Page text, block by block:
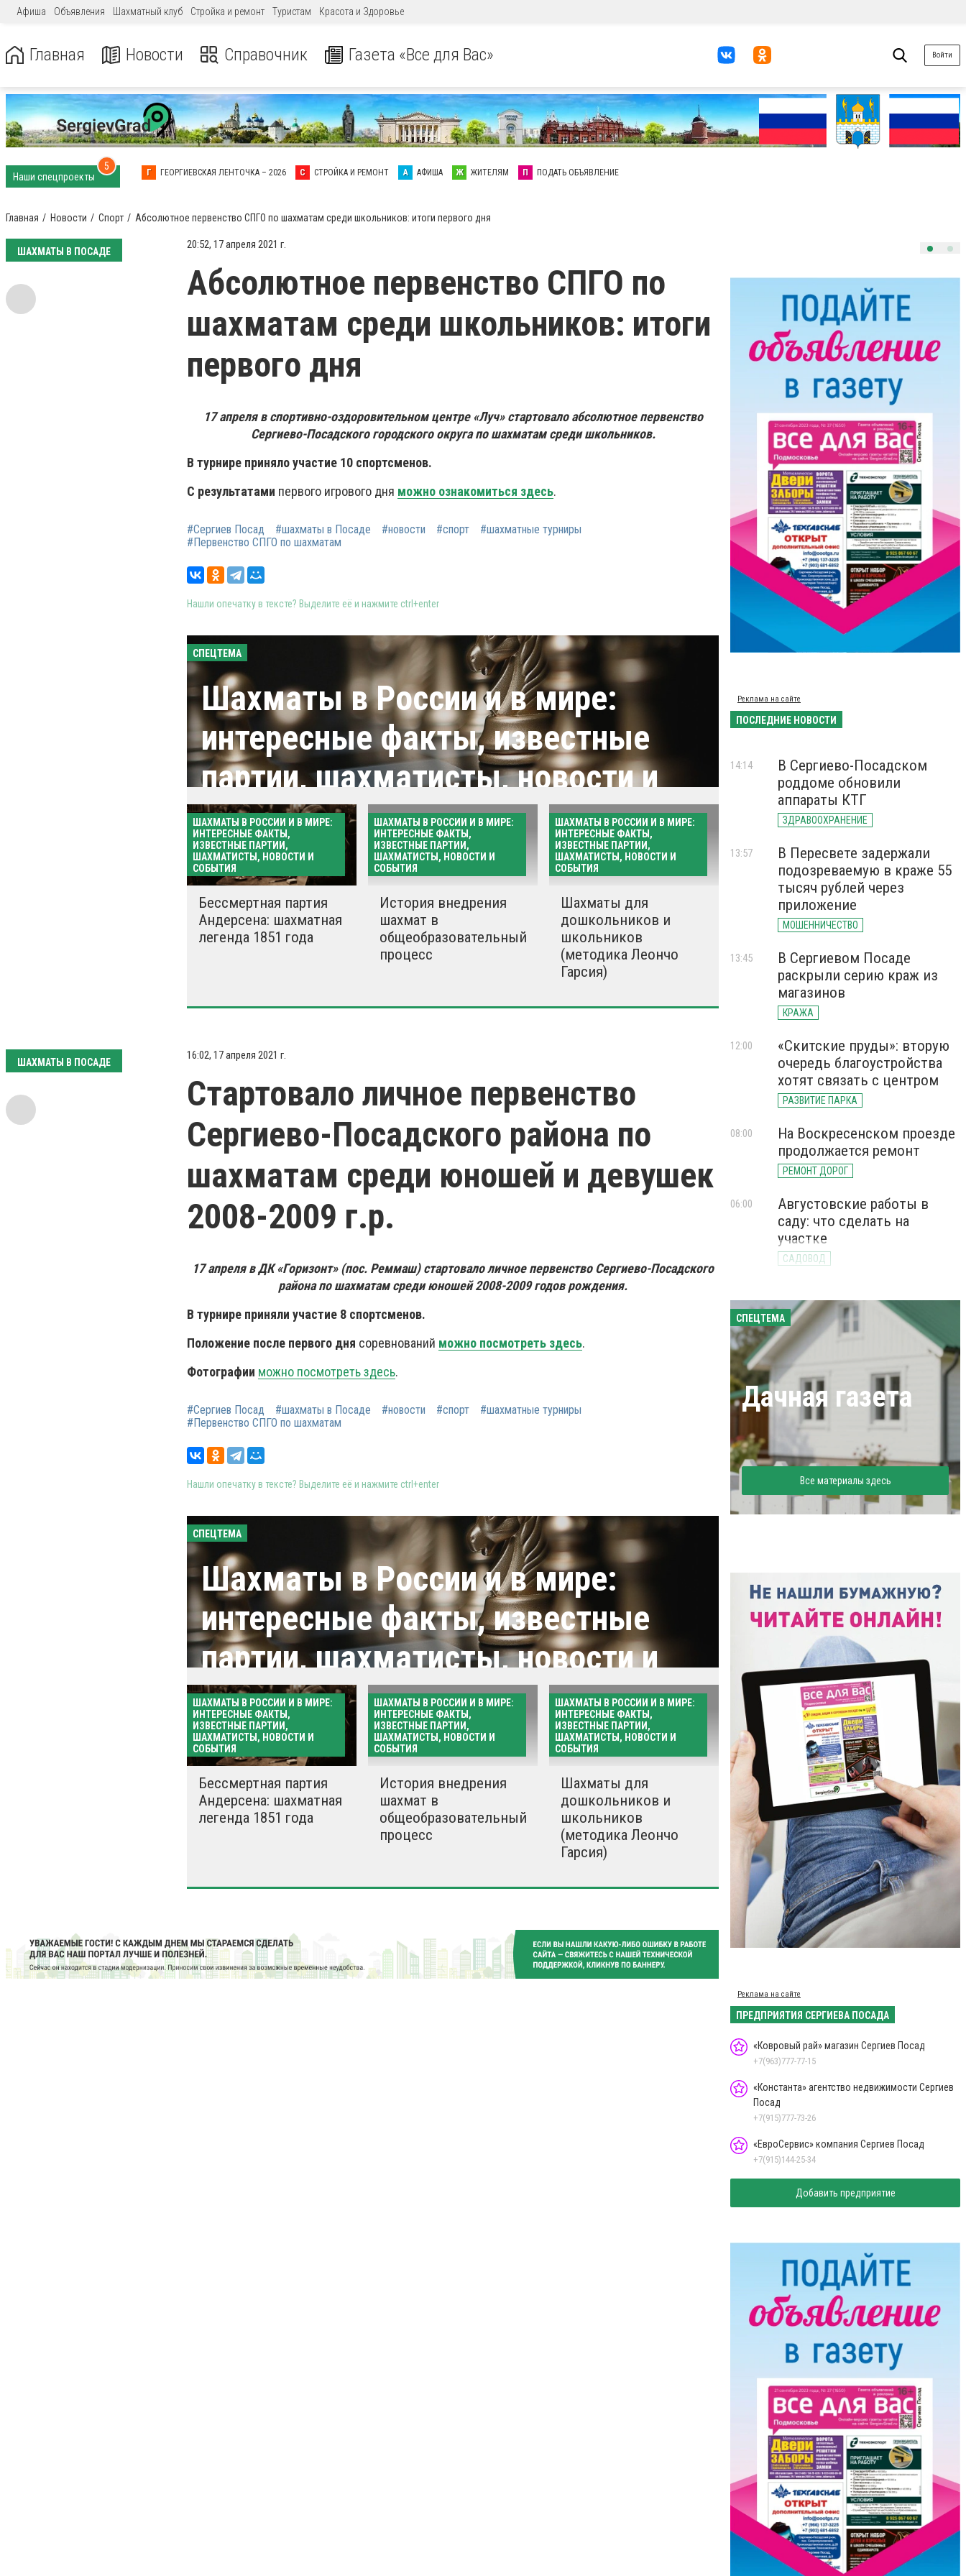
Афиша Объявления Шахматный клуб Стройка и ремонт Туристам Красота и Здоровье
Главная Новости Справочник Газета «Все для Вас» Войти
Наши спецпроекты
5
Г ГЕОРГИЕВСКАЯ ЛЕНТОЧКА – 2026 С СТРОЙКА И РЕМОНТ А АФИША Ж ЖИТЕЛЯМ П ПОДАТЬ ОБЪЯВЛЕНИЕ
Главная Новости Спорт Абсолютное первенство СПГО по шахматам среди школьников: итоги первого дня
ШАХМАТЫ В ПОСАДЕ
20:52, 17 апреля 2021 г.
Абсолютное первенство СПГО по
шахматам среди школьников: итоги
первого дня
17 апреля в спортивно-оздоровительном центре «Луч» стартовало абсолютное первенство
Сергиево-Посадского городского округа по шахматам среди школьников.
В турнире приняло участие 10 спортсменов.
С результатами первого игрового дня можно ознакомиться здесь.
#Сергиев Посад #шахматы в Посаде #новости #спорт
#шахматные турниры
#Первенство СПГО по шахматам
Нашли опечатку в тексте? Выделите её и нажмите ctrl+enter
СПЕЦТЕМА
Шахматы в России и в мире:
интересные факты, известные
партии, шахматисты, новости и
события
Все материалы здесь
ШАХМАТЫ В РОССИИ И В МИРЕ:
ИНТЕРЕСНЫЕ ФАКТЫ,
ИЗВЕСТНЫЕ ПАРТИИ,
ШАХМАТИСТЫ, НОВОСТИ И
СОБЫТИЯ
Бессмертная партия
Андерсена: шахматная
легенда 1851 года
ШАХМАТЫ В РОССИИ И В МИРЕ:
ИНТЕРЕСНЫЕ ФАКТЫ,
ИЗВЕСТНЫЕ ПАРТИИ,
ШАХМАТИСТЫ, НОВОСТИ И
СОБЫТИЯ
История внедрения
шахмат в
общеобразовательный
процесс
ШАХМАТЫ В РОССИИ И В МИРЕ:
ИНТЕРЕСНЫЕ ФАКТЫ,
ИЗВЕСТНЫЕ ПАРТИИ,
ШАХМАТИСТЫ, НОВОСТИ И
СОБЫТИЯ
Шахматы для
дошкольников и
школьников
(методика Леончо
Гарсия)
ШАХМАТЫ В ПОСАДЕ
16:02, 17 апреля 2021 г.
Стартовало личное первенство
Сергиево-Посадского района по
шахматам среди юношей и девушек
2008-2009 г.р.
17 апреля в ДК «Горизонт» (пос. Реммаш) стартовало личное первенство Сергиево-Посадского
района по шахматам среди юношей 2008-2009 годов рождения.
В турнире приняли участие 8 спортсменов.
Положение после первого дня соревнований можно посмотреть здесь.
Фотографии можно посмотреть здесь.
#Сергиев Посад #шахматы в Посаде #новости #спорт
#шахматные турниры
#Первенство СПГО по шахматам
Нашли опечатку в тексте? Выделите её и нажмите ctrl+enter
СПЕЦТЕМА
Шахматы в России и в мире:
интересные факты, известные
партии, шахматисты, новости и
события
Все материалы здесь
ШАХМАТЫ В РОССИИ И В МИРЕ:
ИНТЕРЕСНЫЕ ФАКТЫ,
ИЗВЕСТНЫЕ ПАРТИИ,
ШАХМАТИСТЫ, НОВОСТИ И
СОБЫТИЯ
Бессмертная партия
Андерсена: шахматная
легенда 1851 года
ШАХМАТЫ В РОССИИ И В МИРЕ:
ИНТЕРЕСНЫЕ ФАКТЫ,
ИЗВЕСТНЫЕ ПАРТИИ,
ШАХМАТИСТЫ, НОВОСТИ И
СОБЫТИЯ
История внедрения
шахмат в
общеобразовательный
процесс
ШАХМАТЫ В РОССИИ И В МИРЕ:
ИНТЕРЕСНЫЕ ФАКТЫ,
ИЗВЕСТНЫЕ ПАРТИИ,
ШАХМАТИСТЫ, НОВОСТИ И
СОБЫТИЯ
Шахматы для
дошкольников и
школьников
(методика Леончо
Гарсия)
Реклама на сайте
ПОСЛЕДНИЕ НОВОСТИ
В Сергиево-Посадском
роддоме обновили
аппараты КТГ
ЗДРАВООХРАНЕНИЕ
14:14
В Пересвете задержали
подозреваемую в краже 55
тысяч рублей через
приложение
МОШЕННИЧЕСТВО
13:57
В Сергиевом Посаде
раскрыли серию краж из
магазинов
КРАЖА
13:45
«Скитские пруды»: вторую
очередь благоустройства
хотят связать с центром
РАЗВИТИЕ ПАРКА
12:00
На Воскресенском проезде
продолжается ремонт
РЕМОНТ ДОРОГ
08:00
Августовские работы в
саду: что сделать на
участке
САДОВОД
06:00
СПЕЦТЕМА
Дачная газета
Все материалы здесь
Реклама на сайте
ПРЕДПРИЯТИЯ СЕРГИЕВА ПОСАДА
«Ковровый рай» магазин Сергиев Посад
+7(963)777-77-15
«Константа» агентство недвижимости Сергиев
Посад
+7(915)777-73-26
«ЕвроСервис» компания Сергиев Посад
+7(915)144-25-34
Добавить предприятие